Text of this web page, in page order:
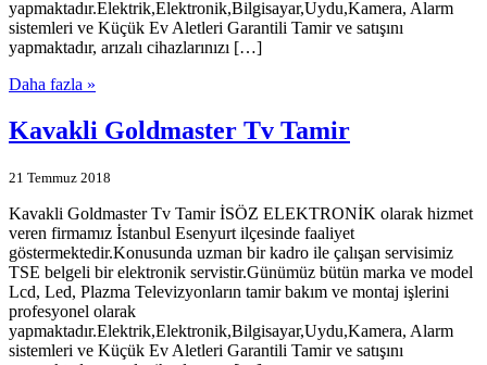
yapmaktadır.Elektrik,Elektronik,Bilgisayar,Uydu,Kamera, Alarm
sistemleri ve Küçük Ev Aletleri Garantili Tamir ve satışını
yapmaktadır, arızalı cihazlarınızı […]
Daha fazla »
Kavakli Goldmaster Tv Tamir
21 Temmuz 2018
Kavakli Goldmaster Tv Tamir İSÖZ ELEKTRONİK olarak hizmet
veren firmamız İstanbul Esenyurt ilçesinde faaliyet
göstermektedir.Konusunda uzman bir kadro ile çalışan servisimiz
TSE belgeli bir elektronik servistir.Günümüz bütün marka ve model
Lcd, Led, Plazma Televizyonların tamir bakım ve montaj işlerini
profesyonel olarak
yapmaktadır.Elektrik,Elektronik,Bilgisayar,Uydu,Kamera, Alarm
sistemleri ve Küçük Ev Aletleri Garantili Tamir ve satışını